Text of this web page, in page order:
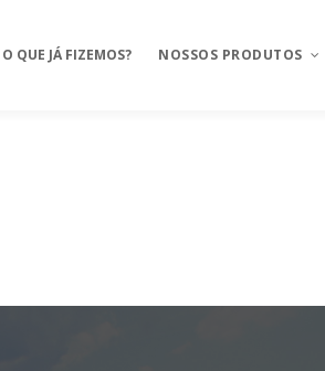
O QUE JÁ FIZEMOS? NOSSOS PRODUTOS
Anyfood – Integrador de